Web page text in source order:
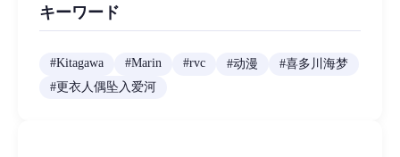
キーワード
#Kitagawa #Marin #rvc #动漫 #喜多川海梦
#更衣人偶坠入爱河